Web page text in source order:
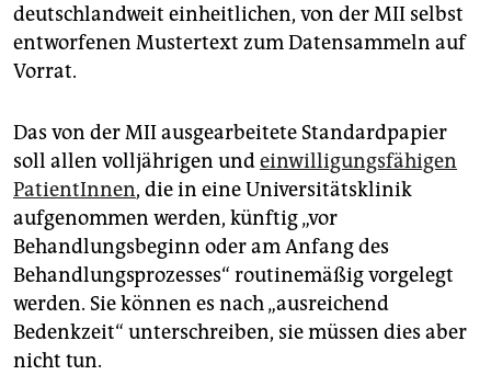
deutschlandweit einheitlichen, von der MII selbst
entworfenen Mustertext zum Datensammeln auf
Vorrat.
Das von der MII ausgearbeitete Standardpapier
soll allen volljährigen undeinwilligungsfähigen
PatientInnen, die in eine Universitätsklinik
aufgenommen werden, künftig „vor
Behandlungsbeginn oder am Anfang des
Behandlungsprozesses“ routinemäßig vorgelegt
werden. Sie können es nach „ausreichend
Bedenkzeit“ unterschreiben, sie müssen dies aber
nicht tun.